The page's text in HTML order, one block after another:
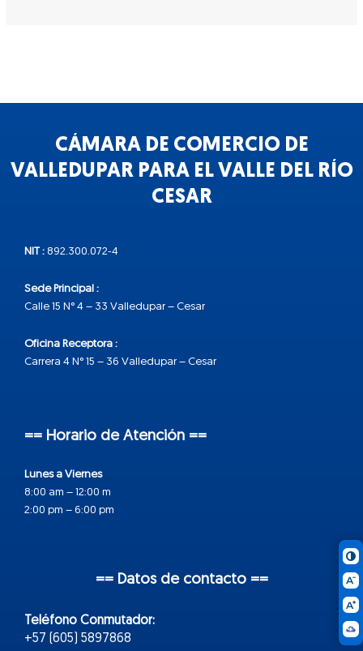
CÁMARA DE COMERCIO DE
VALLEDUPAR PARA EL VALLE DEL RÍO
CESAR
NIT : 892.300.072-4
Sede Principal :
Calle 15 N° 4 – 33 Valledupar – Cesar
Oficina Receptora :
Carrera 4 N° 15 – 36 Valledupar – Cesar
== Horario de Atención ==
Lunes a Viernes
8:00 am – 12:00 m
2:00 pm – 6:00 pm
== Datos de contacto ==
Teléfono Conmutador:
+57 (605) 5897868